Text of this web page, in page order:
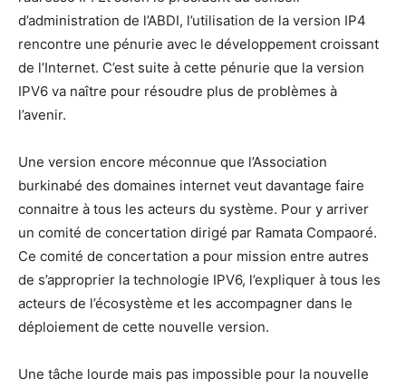
d’administration de l’ABDI, l’utilisation de la version IP4
rencontre une pénurie avec le développement croissant
de l’Internet. C’est suite à cette pénurie que la version
IPV6 va naître pour résoudre plus de problèmes à
l’avenir.
Une version encore méconnue que l’Association
burkinabé des domaines internet veut davantage faire
connaitre à tous les acteurs du système. Pour y arriver
un comité de concertation dirigé par Ramata Compaoré.
Ce comité de concertation a pour mission entre autres
de s’approprier la technologie IPV6, l’expliquer à tous les
acteurs de l’écosystème et les accompagner dans le
déploiement de cette nouvelle version.
Une tâche lourde mais pas impossible pour la nouvelle